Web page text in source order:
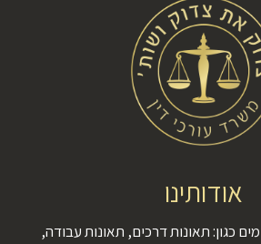
אודותינו
כגון: תאונות דרכים, תאונות עבודה,